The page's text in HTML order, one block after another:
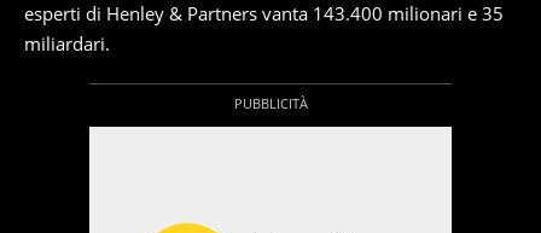
esperti di Henley & Partners vanta 143.400 milionari e 35
miliardari.